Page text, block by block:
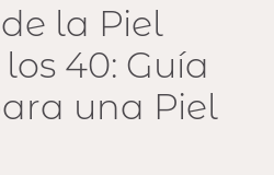
la Piel
40: Guía
una Piel